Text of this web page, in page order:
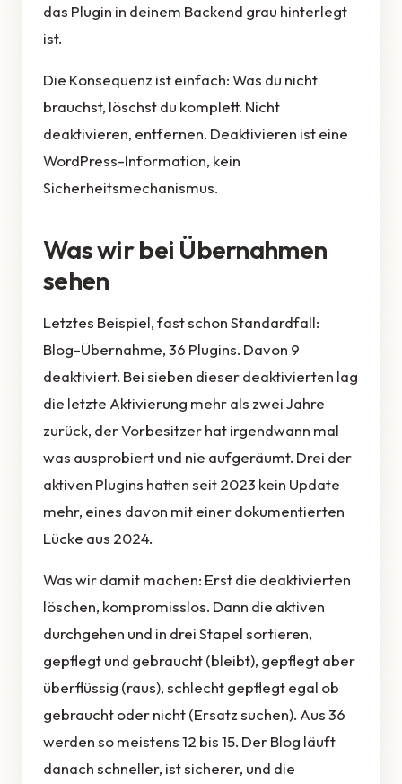
das Plugin in deinem Backend grau hinterlegt
ist.
Die Konsequenz ist einfach: Was du nicht
brauchst, löschst du komplett. Nicht
deaktivieren, entfernen. Deaktivieren ist eine
WordPress-Information, kein
Sicherheitsmechanismus.
Was wir bei Übernahmen
sehen
Letztes Beispiel, fast schon Standardfall:
Blog-Übernahme, 36 Plugins. Davon 9
deaktiviert. Bei sieben dieser deaktivierten lag
die letzte Aktivierung mehr als zwei Jahre
zurück, der Vorbesitzer hat irgendwann mal
was ausprobiert und nie aufgeräumt. Drei der
aktiven Plugins hatten seit 2023 kein Update
mehr, eines davon mit einer dokumentierten
Lücke aus 2024.
Was wir damit machen: Erst die deaktivierten
löschen, kompromisslos. Dann die aktiven
durchgehen und in drei Stapel sortieren,
gepflegt und gebraucht (bleibt), gepflegt aber
überflüssig (raus), schlecht gepflegt egal ob
gebraucht oder nicht (Ersatz suchen). Aus 36
werden so meistens 12 bis 15. Der Blog läuft
danach schneller, ist sicherer, und die